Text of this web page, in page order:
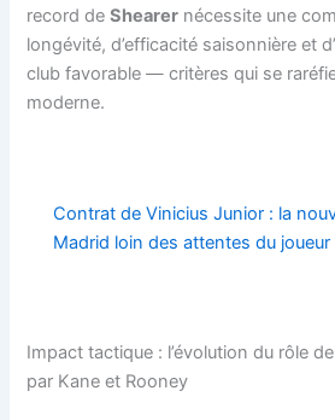
record deShearer nécessite une
longévité, d’efficacité saisonnière et
club favorable — critères qui se
moderne.
Contrat de Vinicius Junior : la
Madrid loin des attentes du joueur
Impact tactique : l’évolution du rôle
par Kane et Rooney